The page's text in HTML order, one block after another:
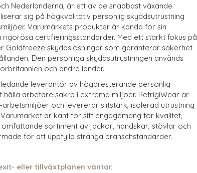
Nederländerna, är ett av de snabbast växande
sig på högkvalitativ personlig skyddsutrustning
Varumärkets produkter är kända för sin
certifieringsstandarder. Med ett starkt fokus på
Goldfreeze skyddslösningar som garanterar säkerhet
Den personliga skyddsutrustningen används
och andra länder.
leverantör av högpresterande personlig
arbetare säkra i extrema miljöer. RefrigiWear är
och levererar slitstark, isolerad utrustning
är känt för sitt engagemang för kvalitet,
sortiment av jackor, handskar, stövlar och
för att uppfylla stränga branschstandarder.
eller tillväxtplanen väntar.